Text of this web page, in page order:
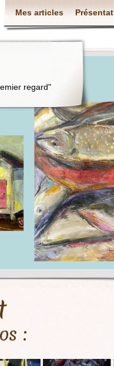
Mes articles
regard"
: